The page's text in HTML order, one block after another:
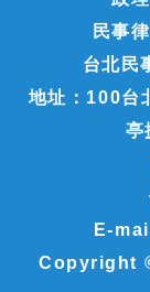
民事
台北民
地址：100台
亭
E-
Copyright